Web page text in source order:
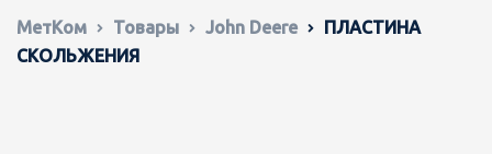
МетКом Товары John Deere
ПЛАСТИНА
СКОЛЬЖЕНИЯ